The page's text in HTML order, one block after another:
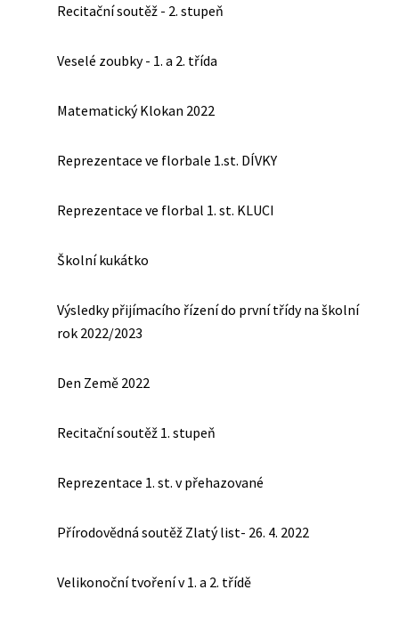
Recitační soutěž - 2. stupeň
Veselé zoubky - 1. a 2. třída
Matematický Klokan 2022
Reprezentace ve florbale 1.st. DÍVKY
Reprezentace ve florbal 1. st. KLUCI
Školní kukátko
Výsledky přijímacího řízení do první třídy na školní
rok 2022/2023
Den Země 2022
Recitační soutěž 1. stupeň
Reprezentace 1. st. v přehazované
Přírodovědná soutěž Zlatý list- 26. 4. 2022
Velikonoční tvoření v 1. a 2. třídě